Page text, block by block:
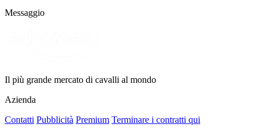
Messaggio
Il più grande mercato di cavalli al mondo
Azienda
Contatti Pubblicità Premium Terminare i contratti qui